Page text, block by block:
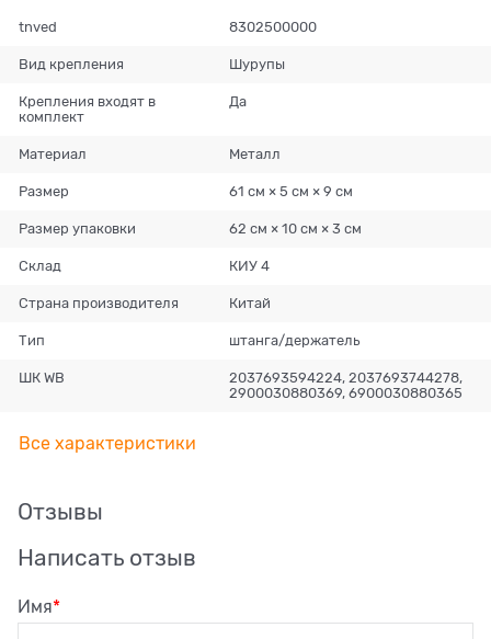
tnved 8302500000
Вид крепления Шурупы
Крепления входят в
комплект
Да
Материал Металл
Размер 61 см × 5 см × 9 см
Размер упаковки 62 см × 10 см × 3 см
Склад КИУ 4
Страна производителя Китай
Тип штанга/держатель
ШК WB
2037693594224, 2037693744278,
2900030880369, 6900030880365
Все характеристики
Отзывы
Написать отзыв
Имя